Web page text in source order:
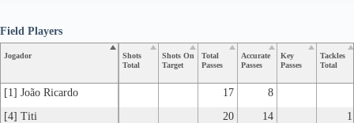
Jogador
Shots
Total
Shots On
Target
Total
Passes
Accurate
Passes
Key
Passes
Tackles
Total
[1] João Ricardo 17
8
[4] Titi
20 14
1
Field Players